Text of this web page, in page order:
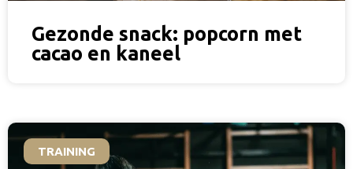
Gezonde snack: popcorn met
cacao en kaneel
TRAINING